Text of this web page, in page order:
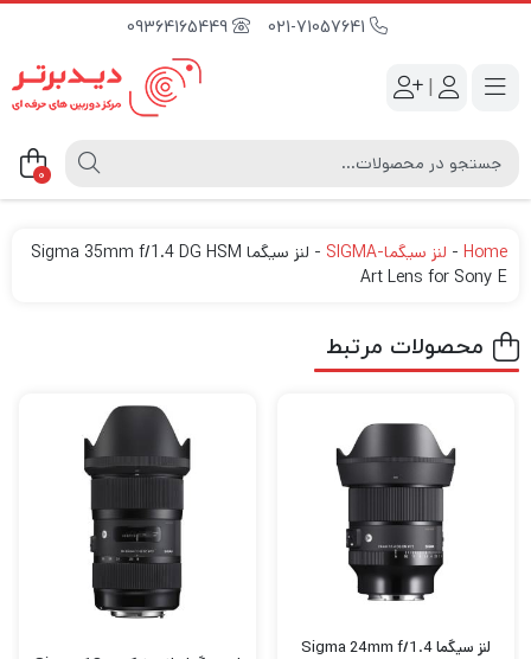
09364165449
|
0
Home
- لنز سیگما-SIGMA -
لنز سیگما Sigma 35mm f/1.4 DG HSM
Art Lens for Sony E
محصولات مرتبط
لنز سیگما Sigma 24mm f/1.4